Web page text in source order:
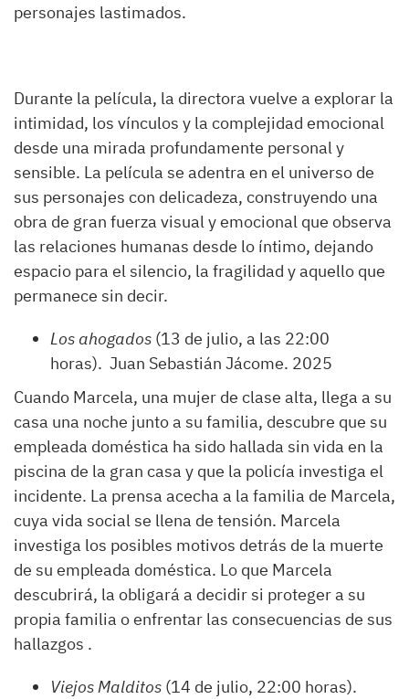
personajes lastimados.
Durante la película, la directora vuelve a explorar la
intimidad, los vínculos y la complejidad emocional
desde una mirada profundamente personal y
sensible. La película se adentra en el universo de
sus personajes con delicadeza, construyendo una
obra de gran fuerza visual y emocional que observa
las relaciones humanas desde lo íntimo, dejando
espacio para el silencio, la fragilidad y aquello que
permanece sin decir.
Los ahogados (13 de julio, a las 22:00
horas). Juan Sebastián Jácome. 2025
Cuando Marcela, una mujer de clase alta, llega a su
casa una noche junto a su familia, descubre que su
empleada doméstica ha sido hallada sin vida en la
piscina de la gran casa y que la policía investiga el
incidente. La prensa acecha a la familia de Marcela,
cuya vida social se llena de tensión. Marcela
investiga los posibles motivos detrás de la muerte
de su empleada doméstica. Lo que Marcela
descubrirá, la obligará a decidir si proteger a su
propia familia o enfrentar las consecuencias de sus
hallazgos .
Viejos Malditos (14 de julio, 22:00 horas).